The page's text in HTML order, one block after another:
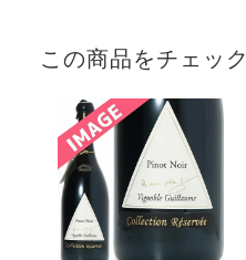
この商品をチェッ